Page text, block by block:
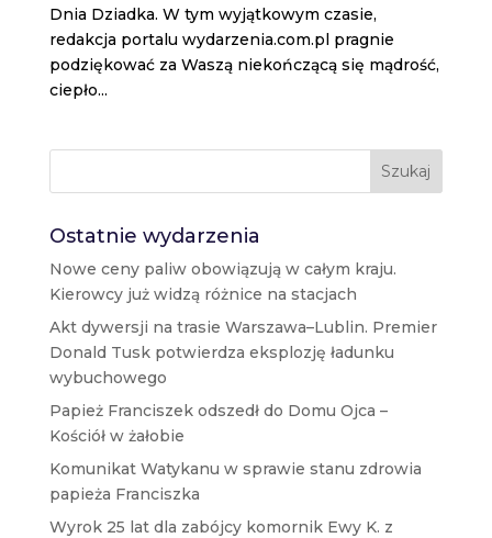
Dnia Dziadka. W tym wyjątkowym czasie,
redakcja portalu wydarzenia.com.pl pragnie
podziękować za Waszą niekończącą się mądrość,
ciepło...
Szukaj
Ostatnie wydarzenia
Nowe ceny paliw obowiązują w całym kraju.
Kierowcy już widzą różnice na stacjach
Akt dywersji na trasie Warszawa–Lublin. Premier
Donald Tusk potwierdza eksplozję ładunku
wybuchowego
Papież Franciszek odszedł do Domu Ojca –
Kościół w żałobie
Komunikat Watykanu w sprawie stanu zdrowia
papieża Franciszka
Wyrok 25 lat dla zabójcy komornik Ewy K. z